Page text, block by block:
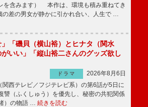
を含みます） 本作は、環境も積み重ねてき
差の男女が静かに引かれ合い、人生で …
「磯貝（横山裕）とヒナタ（関水
いい」「縦山裕二さんのグッズ欲し
ドラマ
2026年8月6日
西テレビ／フジテレビ系）の第6話が5日に
（ふくしゅう）を優先し、秘密の共犯関係
）の物語 … 続きを読む